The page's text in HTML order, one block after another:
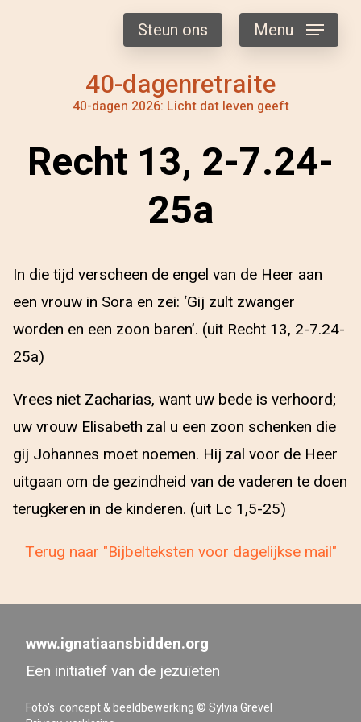
40-dagenretraite
40-dagen 2026: Licht dat leven geeft
Steun ons Menu
Recht 13, 2-7.24-
25a
In die tijd verscheen de engel van de Heer aan
een vrouw in Sora en zei: ‘Gij zult zwanger
worden en een zoon baren’. (uit Recht 13, 2-7.24-
25a)
Vrees niet Zacharias, want uw bede is verhoord;
uw vrouw Elisabeth zal u een zoon schenken die
gij Johannes moet noemen. Hij zal voor de Heer
uitgaan om de gezindheid van de vaderen te doen
terugkeren in de kinderen. (uit Lc 1,5-25)
Terug naar "Bijbelteksten voor dagelijkse mail"
www.ignatiaansbidden.org
Een initiatief van de jezuïeten
Foto's: concept & beeldbewerking © Sylvia Grevel